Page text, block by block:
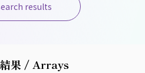
results
果 / Arrays